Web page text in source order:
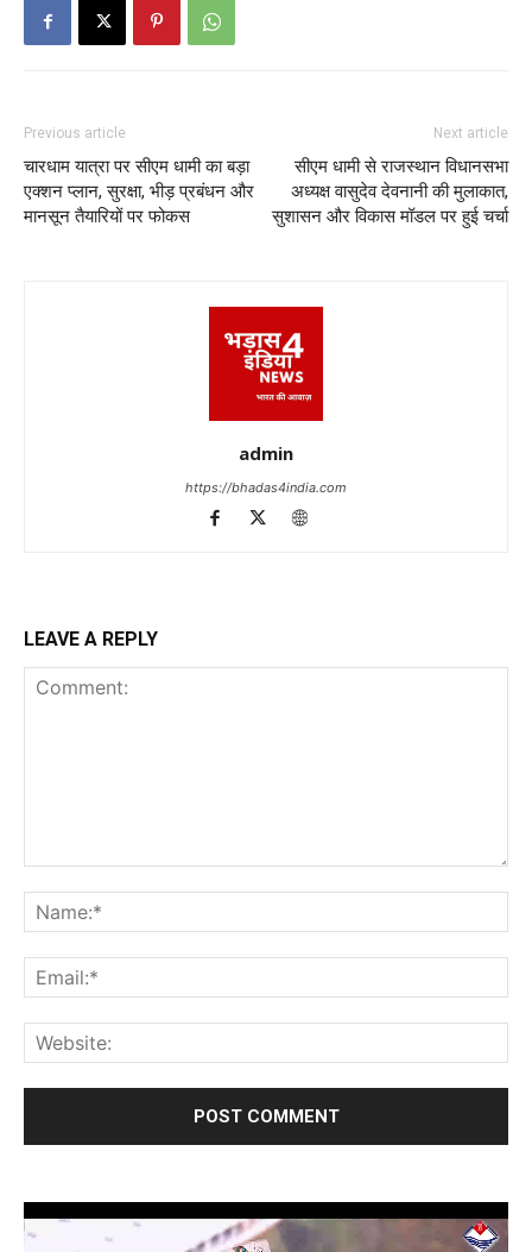
Previous article
चारधाम यात्रा पर सीएम धामी का बड़ा
एक्शन प्लान, सुरक्षा, भीड़ प्रबंधन और
मानसून तैयारियों पर फोकस
Next article
सीएम धामी से राजस्थान विधानसभा
अध्यक्ष वासुदेव देवनानी की मुलाकात,
सुशासन और विकास मॉडल पर हुई चर्चा
admin
https://bhadas4india.com
LEAVE A REPLY
Video
Player